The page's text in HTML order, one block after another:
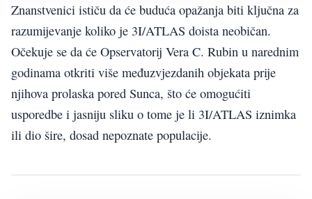
Znanstvenici ističu da će buduća opažanja biti ključna za
razumijevanje koliko je 3I/ATLAS doista neobičan.
Očekuje se da će Opservatorij Vera C. Rubin u narednim
godinama otkriti više međuzvjezdanih objekata prije
njihova prolaska pored Sunca, što će omogućiti
usporedbe i jasniju sliku o tome je li 3I/ATLAS iznimka
ili dio šire, dosad nepoznate populacije.